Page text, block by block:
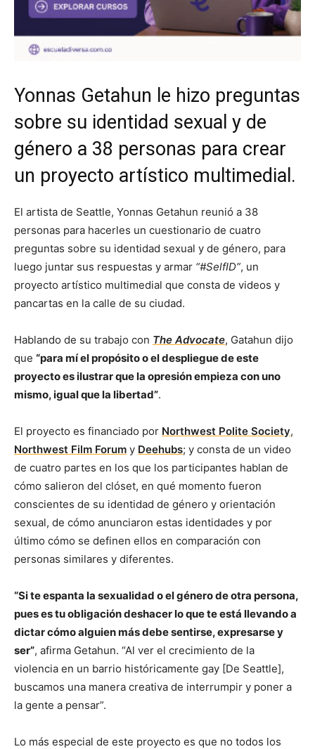
Yonnas Getahun le hizo preguntas
sobre su identidad sexual y de
género a 38 personas para crear
un proyecto artístico multimedial.
El artista de Seattle, Yonnas Getahun reunió a 38
personas para hacerles un cuestionario de cuatro
preguntas sobre su identidad sexual y de género, para
luego juntar sus respuestas y armar “#SelfID”, un
proyecto artístico multimedial que consta de videos y
pancartas en la calle de su ciudad.
Hablando de su trabajo con The Advocate, Gatahun dijo
que “para mí el propósito o el despliegue de este
proyecto es ilustrar que la opresión empieza con uno
mismo, igual que la libertad”.
El proyecto es financiado por Northwest Polite Society,
Northwest Film Forum y Deehubs; y consta de un video
de cuatro partes en los que los participantes hablan de
cómo salieron del clóset, en qué momento fueron
conscientes de su identidad de género y orientación
sexual, de cómo anunciaron estas identidades y por
último cómo se definen ellos en comparación con
personas similares y diferentes.
“Si te espanta la sexualidad o el género de otra persona,
pues es tu obligación deshacer lo que te está llevando a
dictar cómo alguien más debe sentirse, expresarse y
ser”, afirma Getahun. “Al ver el crecimiento de la
violencia en un barrio históricamente gay [De Seattle],
buscamos una manera creativa de interrumpir y poner a
la gente a pensar”.
Lo más especial de este proyecto es que no todos los